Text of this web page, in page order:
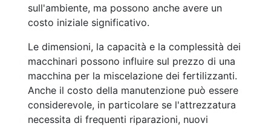
sull'ambiente, ma possono anche avere un
costo iniziale significativo.
Le dimensioni, la capacità e la complessità dei
macchinari possono influire sul prezzo di una
macchina per la miscelazione dei fertilizzanti.
Anche il costo della manutenzione può essere
considerevole, in particolare se l'attrezzatura
necessita di frequenti riparazioni, nuovi